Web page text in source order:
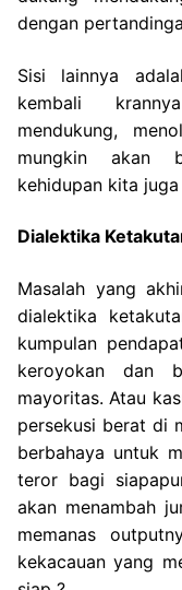
dengan
Sisi lainnya
kembali
mendukung,
mungkin akan
kehidupan kita
Dialektika
Masalah yang
dialektika
kumpulan
keroyokan dan
mayoritas. Atau
persekusi berat di
berbahaya untuk
teror bagi
akan menambah
memanas
kekacauan yang